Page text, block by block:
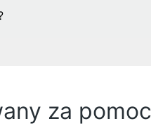
za